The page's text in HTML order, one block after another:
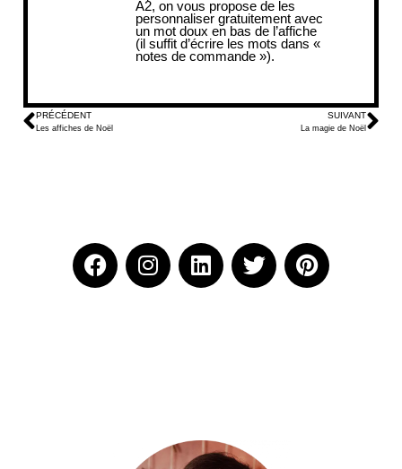
A2, on vous propose de les
personnaliser gratuitement avec
un mot doux en bas de l’affiche
(il suffit d’écrire les mots dans «
notes de commande »).
PRÉCÉDENT
Les affiches de Noël
SUIVANT
La magie de Noël